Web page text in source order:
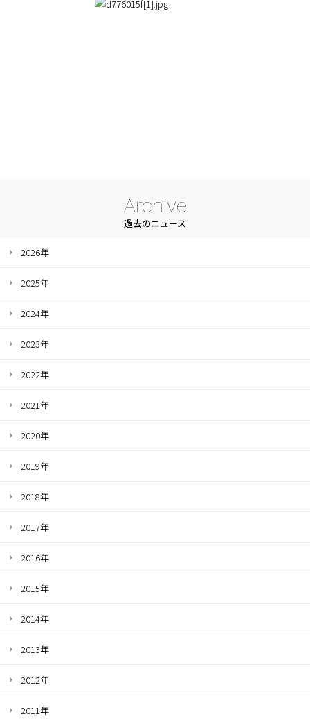
Archive
過去のニュース
2026年
2025年
2024年
2023年
2022年
2021年
2020年
2019年
2018年
2017年
2016年
2015年
2014年
2013年
2012年
2011年